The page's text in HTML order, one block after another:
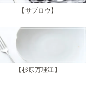
サブロウ
杉原万理江